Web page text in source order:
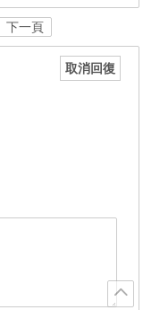
下一頁
取消回復